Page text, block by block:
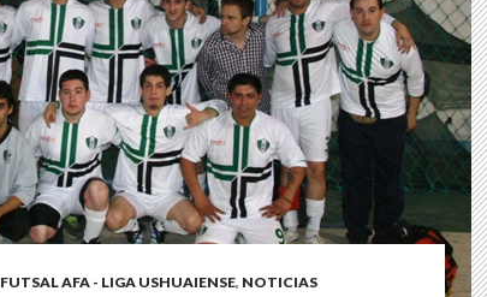
FUTSAL AFA - LIGA USHUAIENSE, NOTICIAS